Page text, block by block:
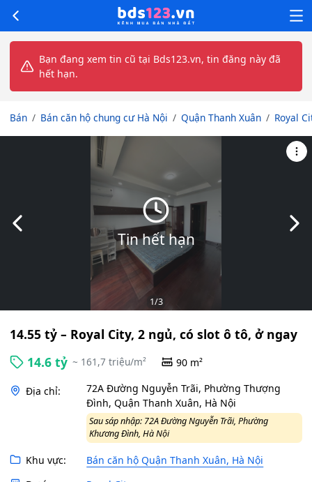
Bạn đang xem tin cũ tại Bds123.vn, tin đăng này đã
hết hạn.
Bán Bán căn hộ chung cư Hà Nội Quận Thanh Xuân Royal
Tin hết hạn
Slide trước
1/3
14.55 tỷ – Royal City, 2 ngủ, có slot ô tô, ở ngay
14.6 tỷ ~ 161,7 triệu/m² 90 m²
Địa chỉ:
72A Đường Nguyễn Trãi, Phường Thượng
Đình, Quận Thanh Xuân, Hà Nội
Sau sáp nhập: 72A Đường Nguyễn Trãi, Phường
Khương Đình, Hà Nội
Khu vực:
Bán căn hộ Quận Thanh Xuân, Hà Nội